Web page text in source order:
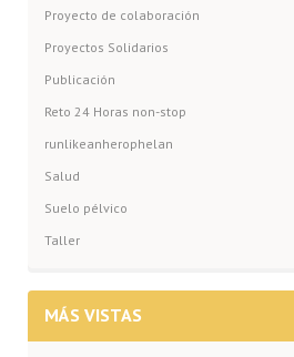
Proyecto de colaboración
Proyectos Solidarios
Publicación
Reto 24 Horas non-stop
runlikeanherophelan
Salud
Suelo pélvico
Taller
MÁS VISTAS